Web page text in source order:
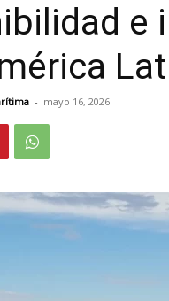
e
- mayo 16, 2026